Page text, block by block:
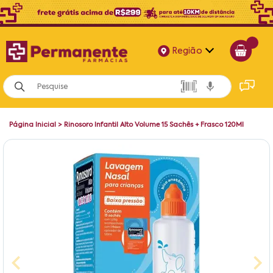
Região
Alagoas
Bahia
Pernambuco
Página Inicial > Rinosoro Infantil Alto Volume 15 Sachês + Frasco 120Ml